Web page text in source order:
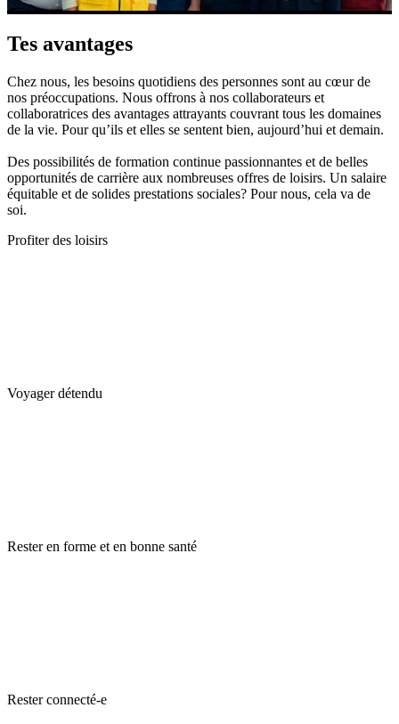
Tes avantages
Chez nous, les besoins quotidiens des personnes sont au cœur de
nos préoccupations. Nous offrons à nos collaborateurs et
collaboratrices des avantages attrayants couvrant tous les domaines
de la vie. Pour qu’ils et elles se sentent bien, aujourd’hui et demain.
Des possibilités de formation continue passionnantes et de belles
opportunités de carrière aux nombreuses offres de loisirs. Un salaire
équitable et de solides prestations sociales? Pour nous, cela va de
soi.
Profiter des loisirs
Voyager détendu
Rester en forme et en bonne santé
Rester connecté-e